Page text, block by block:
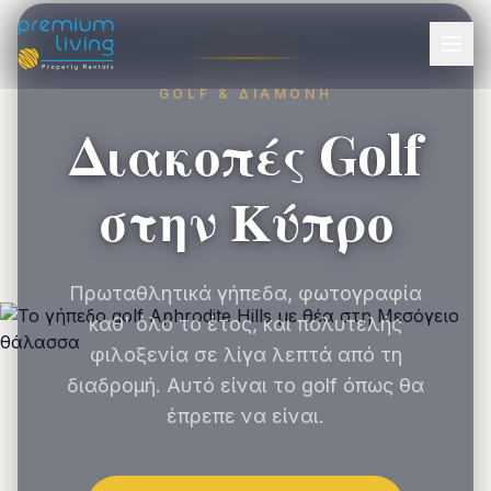
GOLF & ΔΙΑΜΟΝΉ
Διακοπές Golf
στην Κύπρο
Πρωταθλητικά γήπεδα, φωτογραφία
καθ' όλο το έτος, και πολυτελής
φιλοξενία σε λίγα λεπτά από τη
διαδρομή. Αυτό είναι το golf όπως θα
έπρεπε να είναι.